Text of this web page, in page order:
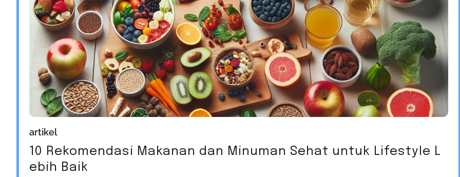
artikel
10 Rekomendasi Makanan dan Minuman Sehat untuk Lifestyle L
ebih Baik